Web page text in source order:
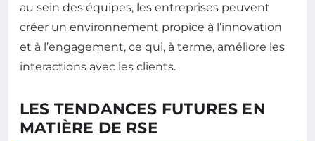
au sein des équipes, les entreprises peuvent
créer un environnement propice à l’innovation
et à l’engagement, ce qui, à terme, améliore les
interactions avec les clients.
LES TENDANCES FUTURES EN
MATIÈRE DE RSE